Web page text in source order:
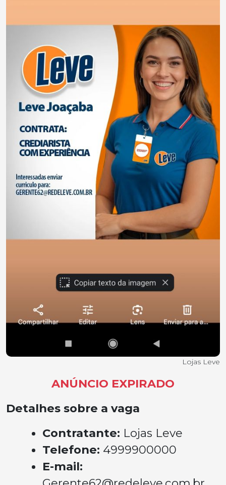
Lojas Leve
ANÚNCIO EXPIRADO
Detalhes sobre a vaga
Contratante: Lojas Leve
Telefone: 4999900000
E-mail: